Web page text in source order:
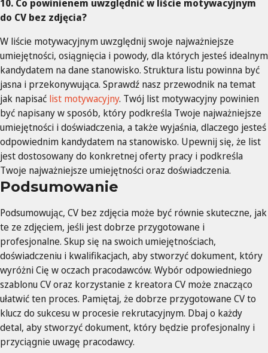
10. Co powinienem uwzględnić w liście motywacyjnym
do CV bez zdjęcia?
W liście motywacyjnym uwzględnij swoje najważniejsze
umiejętności, osiągnięcia i powody, dla których jesteś idealnym
kandydatem na dane stanowisko. Struktura listu powinna być
jasna i przekonywująca. Sprawdź nasz przewodnik na temat
jak napisać list motywacyjny. Twój list motywacyjny powinien
być napisany w sposób, który podkreśla Twoje najważniejsze
umiejętności i doświadczenia, a także wyjaśnia, dlaczego jesteś
odpowiednim kandydatem na stanowisko. Upewnij się, że list
jest dostosowany do konkretnej oferty pracy i podkreśla
Twoje najważniejsze umiejętności oraz doświadczenia.
Podsumowanie
Podsumowując, CV bez zdjęcia może być równie skuteczne, jak
te ze zdjęciem, jeśli jest dobrze przygotowane i
profesjonalne. Skup się na swoich umiejętnościach,
doświadczeniu i kwalifikacjach, aby stworzyć dokument, który
wyróżni Cię w oczach pracodawców. Wybór odpowiedniego
szablonu CV oraz korzystanie z kreatora CV może znacząco
ułatwić ten proces. Pamiętaj, że dobrze przygotowane CV to
klucz do sukcesu w procesie rekrutacyjnym. Dbaj o każdy
detal, aby stworzyć dokument, który będzie profesjonalny i
przyciągnie uwagę pracodawcy.